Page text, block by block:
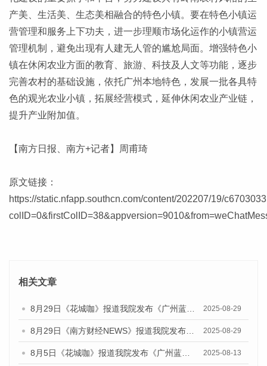
产美、生活美、生态美相融合的特色小镇。要在特色小镇运
营管理和服务上下功夫，进一步理顺市场化运作的小镇营运
管理机制，避免出现有人建无人管的尴尬局面。增强特色小
镇在休闲农业方面的教育、旅游、科技及人文等功能，逐步
完善农村的基础设施，依托广州本地特色，发展一批各具特
色的观光农业小镇，拓展经营模式，延伸休闲农业产业链，
提升产业附加值。
【南方日报、南方+记者】周甫琦
原文链接：
https://static.nfapp.southcn.com/content/202207/19/
相关文章
8月29日《花城咖》报道我院发布《广州蓝皮书：广州国际商贸中心发展报告（2025）》的视频采访 2025-08-29
8月29日《南方财经NEWS》报道我院发布《广州蓝皮书：广州国际商贸中心发展报告（2025）》的视频采访 2025-08-29
8月5日《花城咖》报道我院发布《广州蓝皮书：广州城乡融合发展报告（2025）》的视频采访 2025-08-13